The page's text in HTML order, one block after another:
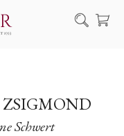
Suche
Schwert